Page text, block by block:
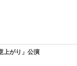
上がり」公演